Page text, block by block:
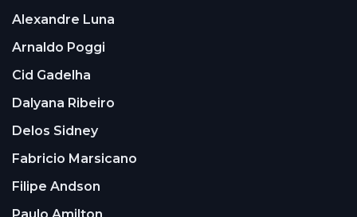
Alexandre Luna
Arnaldo Poggi
Cid Gadelha
Dalyana Ribeiro
Delos Sidney
Fabricio Marsicano
Filipe Andson